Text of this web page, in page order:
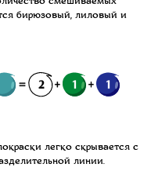
бирюзовый, лиловый и
легко скрывается с
линии.